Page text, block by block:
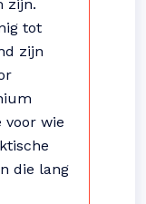
zijn.
tot
zijn
voor wie
die lang